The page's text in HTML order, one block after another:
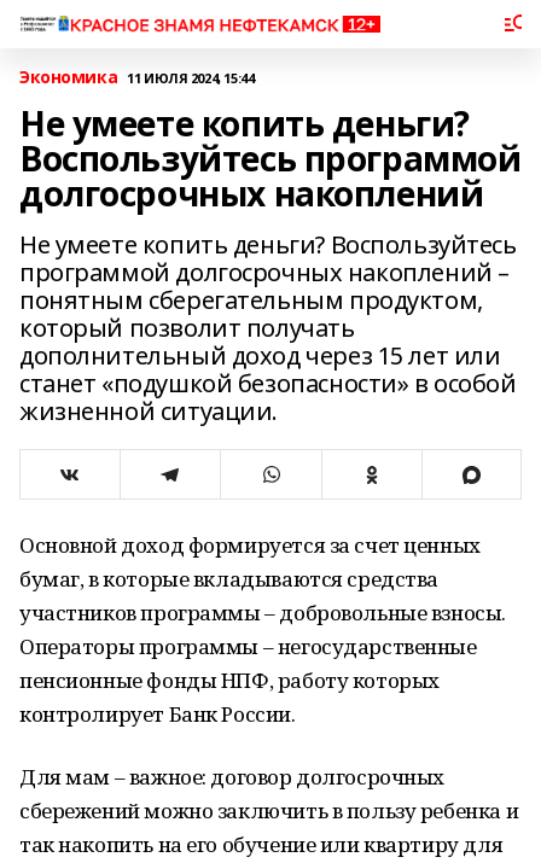
Экономика 11 ИЮЛЯ 2024, 15:44
Не умеете копить деньги?
Воспользуйтесь программой
долгосрочных накоплений
Не умеете копить деньги? Воспользуйтесь
программой долгосрочных накоплений –
понятным сберегательным продуктом,
который позволит получать
дополнительный доход через 15 лет или
станет «подушкой безопасности» в особой
жизненной ситуации.
Основной доход формируется за счет ценных
бумаг, в которые вкладываются средства
участников программы – добровольные взносы.
Операторы программы – негосударственные
пенсионные фонды НПФ, работу которых
контролирует Банк России.
Для мам – важное: договор долгосрочных
сбережений можно заключить в пользу ребенка и
так накопить на его обучение или квартиру для